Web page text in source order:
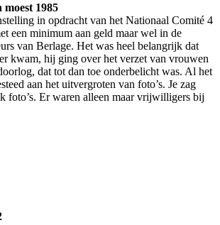
moest 1985
in opdracht van het Nationaal Comité 4
een minimum aan geld maar wel in de
van Berlage. Het was heel belangrijk dat
kwam, hij ging over het verzet van vrouwen
dat tot dan toe onderbelicht was. Al het
aan het uitvergroten van foto’s. Je zag
foto’s. Er waren alleen maar vrijwilligers bij